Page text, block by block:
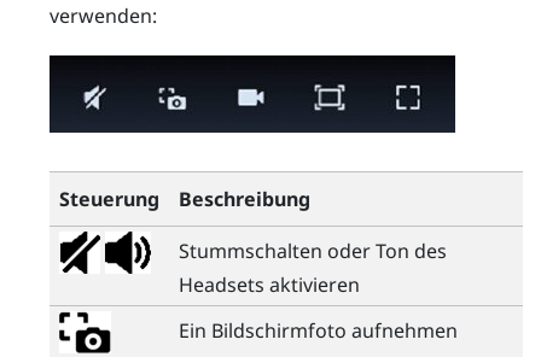
verwenden:
Steuerung
Beschreibung
Stummschalten oder Ton des
Headsets aktivieren
Ein Bildschirmfoto aufnehmen